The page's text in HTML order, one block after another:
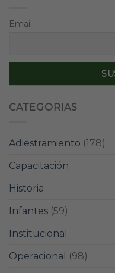
Email
CATEGORIAS
Adiestramiento (178)
Capacitación
Historia
Infantes (59)
Institucional
Operacional
(98)